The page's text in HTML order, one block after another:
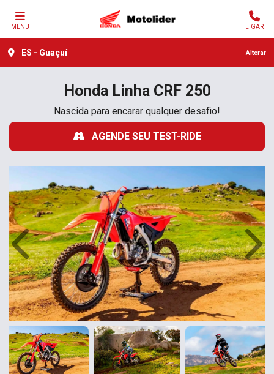
MENU LIGAR
ES - Guaçuí Alterar
HondaLinha CRF 250
Nascida para encarar qualquer desafio!
AGENDE SEU TEST-RIDE
Anterior